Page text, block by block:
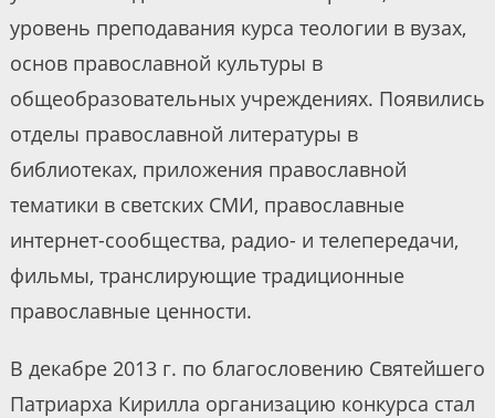
уровень преподавания курса теологии в вузах,
основ православной культуры в
общеобразовательных учреждениях. Появились
отделы православной литературы в
библиотеках, приложения православной
тематики в светских СМИ, православные
интернет-сообщества, радио- и телепередачи,
фильмы, транслирующие традиционные
православные ценности.
В декабре 2013 г. по благословению Святейшего
Патриарха Кирилла организацию конкурса стал